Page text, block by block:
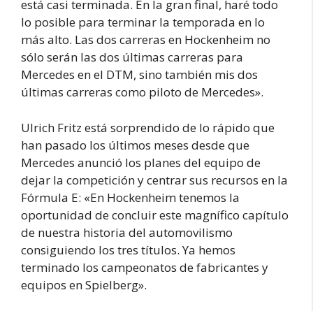
está casi terminada. En la gran final, haré todo
lo posible para terminar la temporada en lo
más alto. Las dos carreras en Hockenheim no
sólo serán las dos últimas carreras para
Mercedes en el DTM, sino también mis dos
últimas carreras como piloto de Mercedes».
Ulrich Fritz está sorprendido de lo rápido que
han pasado los últimos meses desde que
Mercedes anunció los planes del equipo de
dejar la competición y centrar sus recursos en la
Fórmula E: «En Hockenheim tenemos la
oportunidad de concluir este magnífico capítulo
de nuestra historia del automovilismo
consiguiendo los tres títulos. Ya hemos
terminado los campeonatos de fabricantes y
equipos en Spielberg».